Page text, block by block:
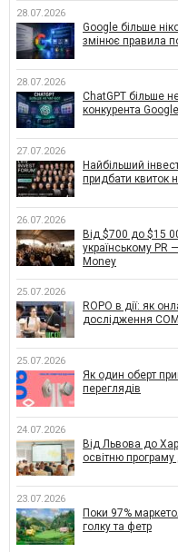
28.07.2026
Google більше
змінює правила
28.07.2026
ChatGPT більше
конкурента
27.07.2026
Найбільший
придбати квиток
26.07.2026
Від $700 до $15
українському PR
Money
25.07.2026
ROPO в дії: як
дослідження
25.07.2026
Як один оберт
переглядів
24.07.2026
Від Львова до
освітню програму
23.07.2026
Поки 97%
голку та фетр